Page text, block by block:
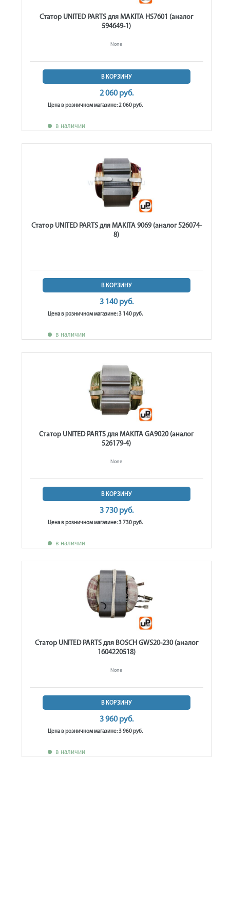
Статор UNITED PARTS для MAKITA HS7601 (аналог
594649-1)
None
В КОРЗИНУ
2 060 руб.
Цена в розничном магазине: 2 060 руб.
в наличии
Статор UNITED PARTS для MAKITA 9069 (аналог 526074-
8)
В КОРЗИНУ
3 140 руб.
Цена в розничном магазине: 3 140 руб.
в наличии
Статор UNITED PARTS для MAKITA GA9020 (аналог
526179-4)
None
В КОРЗИНУ
3 730 руб.
Цена в розничном магазине: 3 730 руб.
в наличии
Статор UNITED PARTS для BOSCH GWS20-230 (аналог
1604220518)
None
В КОРЗИНУ
3 960 руб.
Цена в розничном магазине: 3 960 руб.
в наличии